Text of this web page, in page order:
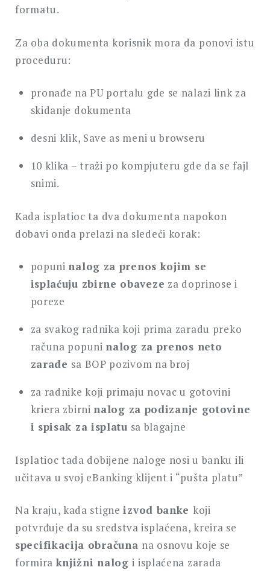
formatu.
Za oba dokumenta korisnik mora da ponovi istu
proceduru:
pronađe na PU portalu gde se nalazi link za
skidanje dokumenta
desni klik, Save as meni u browseru
10 klika – traži po kompjuteru gde da se fajl
snimi.
Kada isplatioc ta dva dokumenta napokon
dobavi onda prelazi na sledeći korak:
popuni nalog za prenos kojim se
isplaćuju zbirne obaveze za doprinose i
poreze
za svakog radnika koji prima zaradu preko
računa popuni nalog za prenos neto
zarade sa BOP pozivom na broj
za radnike koji primaju novac u gotovini
kriera zbirni nalog za podizanje gotovine
i spisak za isplatu sa blagajne
Isplatioc tada dobijene naloge nosi u banku ili
učitava u svoj eBanking klijent i “pušta platu”
Na kraju, kada stigneizvod banke koji
potvrđuje da su sredstva isplaćena, kreira se
specifikacija obračuna na osnovu koje se
formira knjižni nalogi isplaćena zarada